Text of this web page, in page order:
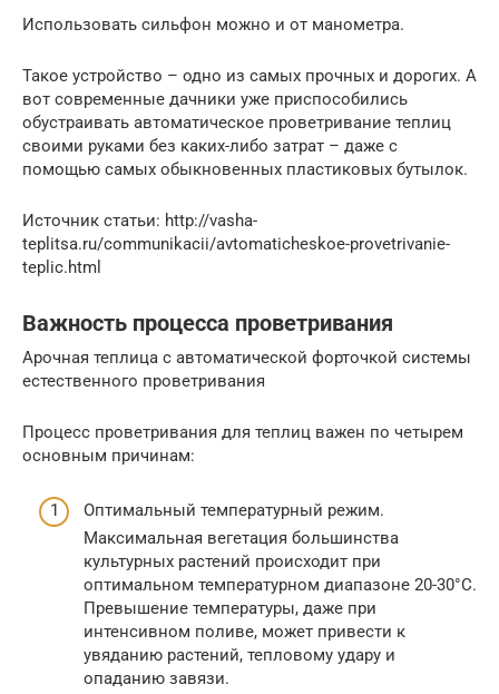
Использовать сильфон можно и от манометра.
Такое устройство – одно из самых прочных и дорогих. А
вот современные дачники уже приспособились
обустраивать автоматическое проветривание теплиц
своими руками без каких-либо затрат – даже с
помощью самых обыкновенных пластиковых бутылок.
Источник статьи: http://vasha-
teplitsa.ru/communikacii/avtomaticheskoe-provetrivanie-
teplic.html
Важность процесса проветривания
Арочная теплица с автоматической форточкой системы
естественного проветривания
Процесс проветривания для теплиц важен по четырем
основным причинам:
Оптимальный температурный режим.
Максимальная вегетация большинства
культурных растений происходит при
оптимальном температурном диапазоне 20-30°С.
Превышение температуры, даже при
интенсивном поливе, может привести к
увяданию растений, тепловому удару и
опаданию завязи.